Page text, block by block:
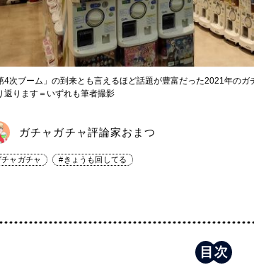
4次ブーム」の到来とも言えるほど話題が豊富だった2021年の
返ります＝いずれも筆者撮影
ガチャガチャ評論家おまつ
チャガチャ #きょうも回してる